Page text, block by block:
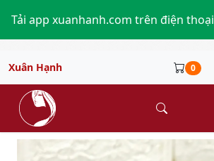
Tải app xuanhanh.com trên điện thoại
Xuân Hạnh 0